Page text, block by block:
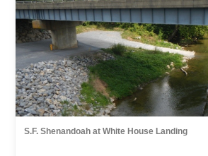
S.F. Shenandoah at White House Landing